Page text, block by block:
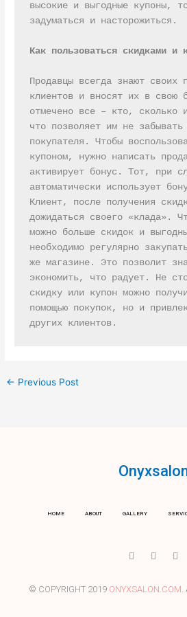
высокие и выгодные купоны,
задуматься и насторожиться.
Как пользоваться скидками и
Продавцы всегда знают своих
клиентов и вносят их в свою
отмечено все – кто, сколько
что позволяет им не забывать
покупателя. Чтобы
купоном, нужно написать
активирует бонус. Тот, при
автоматически использует
Клиент, после получения
дожидаться своего «клада».
можно больше скидок и
необходимо регулярно
же магазине. Это позволит
экономить, что радует. Не
скидку или купон можно
помощью покупок, но и
других клиентов.
← Previous Post
HOME ABOUT GALLERY
I
c
-
T
w
t
Y
o
u
© COPYRIGHT 2019 ONYXSALON.COM.